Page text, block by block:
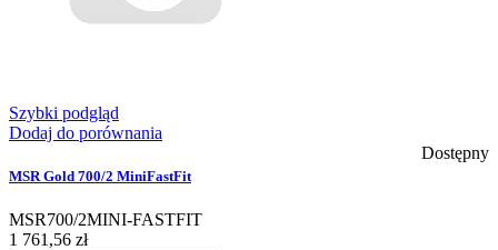
Szybki podgląd
Dodaj do porównania
Dostępny
MSR Gold 700/2 MiniFastFit
MSR700/2MINI-FASTFIT
1 761,56 zł